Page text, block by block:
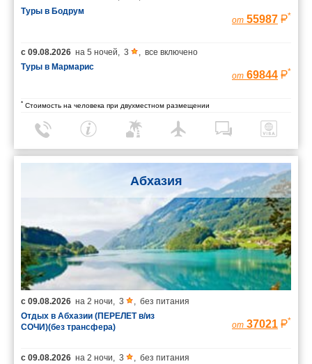
Туры в Бодрум
от 55987 *
с 09.08.2026 на 5 ночей, 3 , все включено
Туры в Мармарис
от 69844 *
* Стоимость на человека при двухместном размещении
Абхазия
с 09.08.2026 на 2 ночи, 3 , без питания
Отдых в Абхазии (ПЕРЕЛЕТ в/из
СОЧИ)(без трансфера)
от 37021 *
с 09.08.2026 на 2 ночи, 3 , без питания